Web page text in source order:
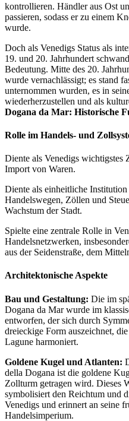
kontrollieren. Händler aus Ost
passieren, sodass er zu einem
wurde.
Doch als Venedigs Status als
19. und 20. Jahrhundert
Bedeutung. Mitte des 20.
wurde vernachlässigt; es stand
unternommen wurden, es in
wiederherzustellen und als
Dogana da Mar: Historische
Rolle im Handels- und
Diente als Venedigs wichtigstes
Import von Waren.
Diente als einheitliche
Handelswegen, Zöllen und
Wachstum der Stadt.
Spielte eine zentrale Rolle in
Handelsnetzwerken,
aus der Seidenstraße, dem
Architektonische Aspekte
Bau und Gestaltung: Die im
Dogana da Mar wurde im
entworfen, der sich durch
dreieckige Form auszeichnet,
Lagune harmoniert.
Goldene Kugel und Atlanten:
della Dogana ist die goldene
Zollturm getragen wird. Dieses
symbolisiert den Reichtum und
Venedigs und erinnert an seine
Handelsimperium.